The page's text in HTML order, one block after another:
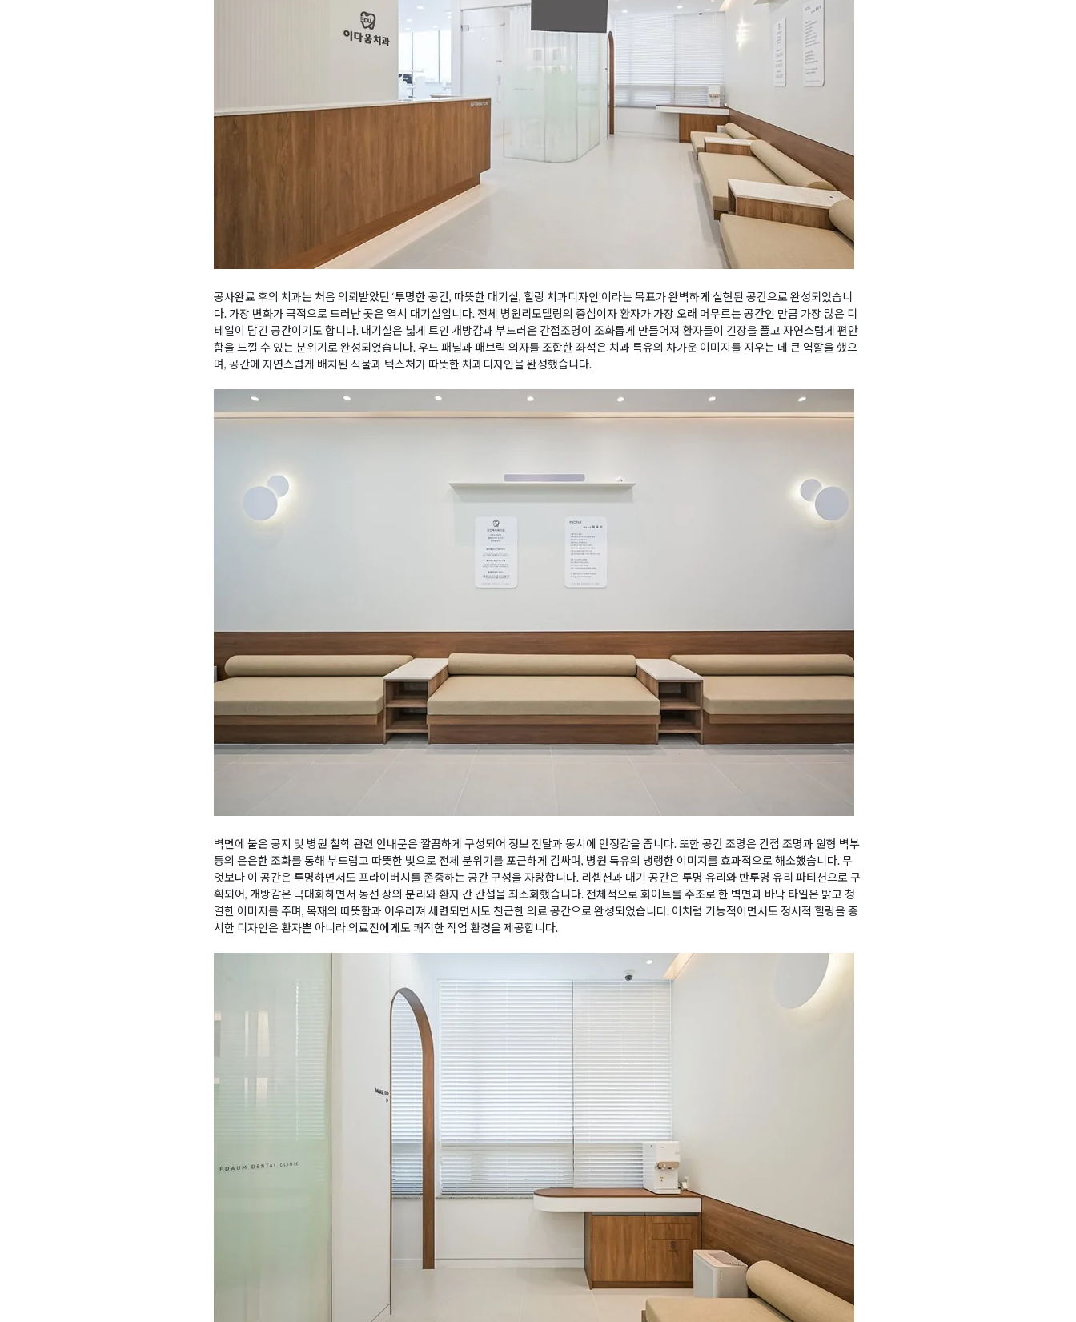
공사완료 후의 치과는 처음 의뢰받았던 ‘투명한 공간, 따뜻한 대기실, 힐링 치과디자인’이라는 목표가 완벽하게 실현된 공간으로 완성되었습니
다. 가장 변화가 극적으로 드러난 곳은 역시 대기실입니다. 전체 병원리모델링의 중심이자 환자가 가장 오래 머무르는 공간인 만큼 가장 많은 디
테일이 담긴 공간이기도 합니다. 대기실은 넓게 트인 개방감과 부드러운 간접조명이 조화롭게 만들어져 환자들이 긴장을 풀고 자연스럽게 편안
함을 느낄 수 있는 분위기로 완성되었습니다. 우드 패널과 패브릭 의자를 조합한 좌석은 치과 특유의 차가운 이미지를 지우는 데 큰 역할을 했으
며, 공간에 자연스럽게 배치된 식물과 텍스처가 따뜻한 치과디자인을 완성했습니다.
벽면에 붙은 공지 및 병원 철학 관련 안내문은 깔끔하게 구성되어 정보 전달과 동시에 안정감을 줍니다. 또한 공간 조명은 간접 조명과 원형 벽부
등의 은은한 조화를 통해 부드럽고 따뜻한 빛으로 전체 분위기를 포근하게 감싸며, 병원 특유의 냉랭한 이미지를 효과적으로 해소했습니다. 무
엇보다 이 공간은 투명하면서도 프라이버시를 존중하는 공간 구성을 자랑합니다. 리셉션과 대기 공간은 투명 유리와 반투명 유리 파티션으로 구
획되어, 개방감은 극대화하면서 동선 상의 분리와 환자 간 간섭을 최소화했습니다. 전체적으로 화이트를 주조로 한 벽면과 바닥 타일은 밝고 청
결한 이미지를 주며, 목재의 따뜻함과 어우러져 세련되면서도 친근한 의료 공간으로 완성되었습니다. 이처럼 기능적이면서도 정서적 힐링을 중
시한 디자인은 환자뿐 아니라 의료진에게도 쾌적한 작업 환경을 제공합니다.